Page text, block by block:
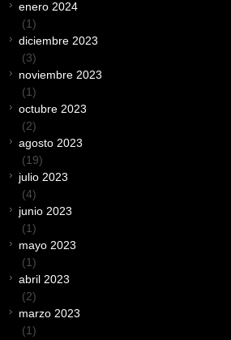
enero 2024
(1)
diciembre 2023
(3)
noviembre 2023
(1)
octubre 2023
(2)
agosto 2023
(19)
julio 2023
(4)
junio 2023
(1)
mayo 2023
(1)
abril 2023
(2)
marzo 2023
(1)